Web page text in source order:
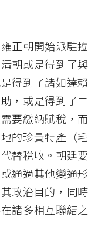
正朝開始派駐拉
朝或是得到了與
得到了諸如達賴
，或是得到了二
要繳納賦稅，而
的珍貴特產（毛
替稅收。朝廷要
通過其他變通形
政治目的，同時
諸多相互聯結之